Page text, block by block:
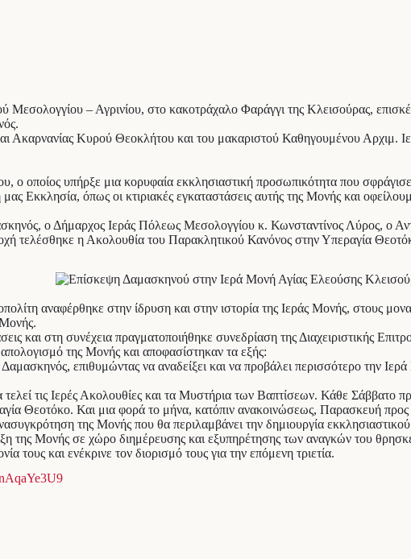
– Αγρινίου, στο κακοτράχαλο Φαράγγι της Κλεισούρας,
Ακαρνανίας Κυρού Θεοκλήτου και του μακαριστού Καθηγουμένου Αρχιμ.
οποίος υπήρξε μια κορυφαία εκκλησιαστική προσωπικότητα που
Εκκλησία, όπως οι κτιριακές εγκαταστάσεις αυτής της Μονής και
ο Δήμαρχος Ιεράς Πόλεως Μεσολογγίου κ. Κωνσταντίνος Λύρος, ο
τελέσθηκε η Ακολουθία του Παρακλητικού Κανόνος στην Υπεραγία
αναφέρθηκε στην ίδρυση και στην ιστορία της Ιεράς Μονής, στους
Μονής.
και στη συνέχεια πραγματοποιήθηκε συνεδρίαση της Διαχειριστικής
της Μονής και αποφασίστηκαν τα εξής:
επιθυμώντας να αναδείξει και να προβάλει περισσότερο την
τις Ιερές Ακολουθίες και τα Μυστήρια των Βαπτίσεων. Κάθε Σάββατο
Θεοτόκο. Και μια φορά το μήνα, κατόπιν ανακοινώσεως, Παρασκευή προς
της Μονής που θα περιλαμβάνει την δημιουργία
της Μονής σε χώρο διημέρευσης και εξυπηρέτησης των αναγκών του
τους και ενέκρινε τον διορισμό τους για την επόμενη τριετία.